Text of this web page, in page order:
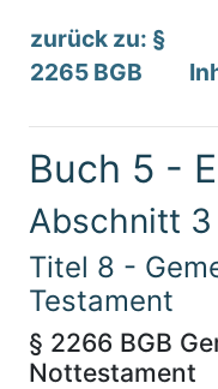
zurück zu: §
2265 BGB
Buch 5 -
Abschnitt
Titel 8 -
Testament
§ 2266 BGB
Nottestament